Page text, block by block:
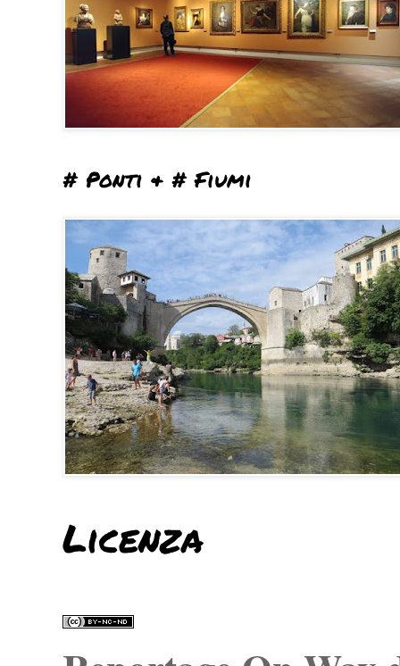
# Ponti & # Fiumi
Licenza